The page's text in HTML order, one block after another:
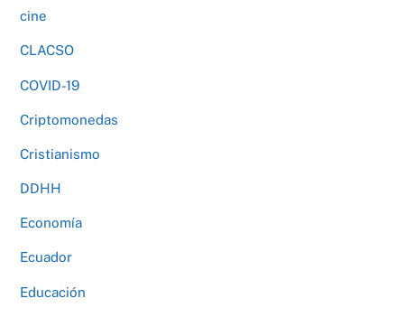
cine
CLACSO
COVID-19
Criptomonedas
Cristianismo
DDHH
Economía
Ecuador
Educación